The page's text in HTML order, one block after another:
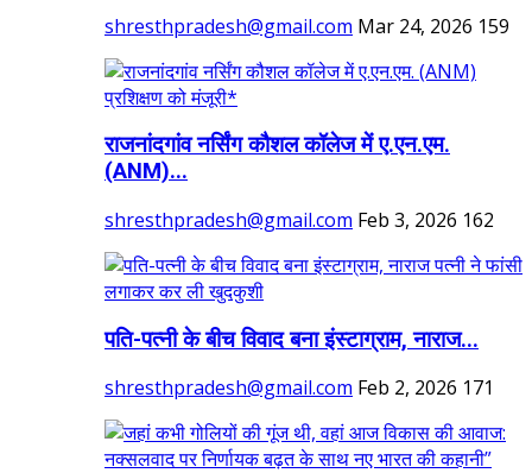
shresthpradesh@gmail.com Mar 24, 2026 159
राजनांदगांव नर्सिंग कौशल कॉलेज में ए.एन.एम.
(ANM)...
shresthpradesh@gmail.com Feb 3, 2026 162
पति-पत्नी के बीच विवाद बना इंस्टाग्राम, नाराज...
shresthpradesh@gmail.com Feb 2, 2026 171